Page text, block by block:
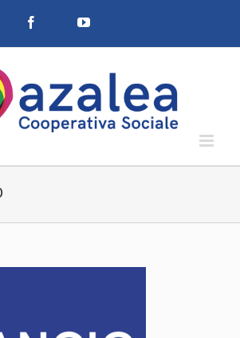
Facebook YouTube